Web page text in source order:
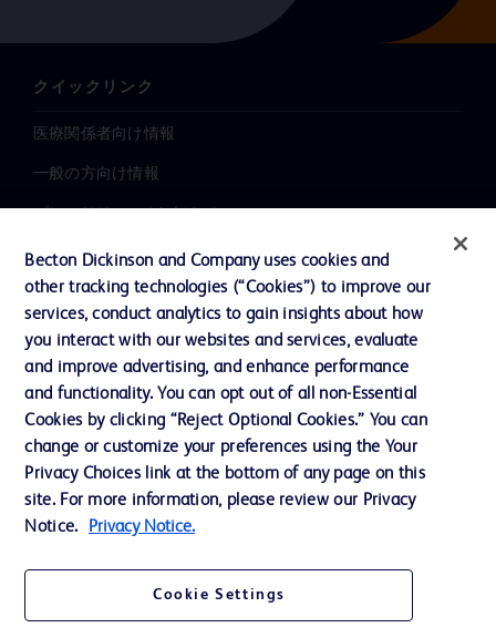
クイックリンク
医療関係者向け情報
一般の方向け情報
プレスリリース / お知らせ
インクルージョン、ダイバー
シティ ＆ エクイティ
投資家向け情報（英語）
会社案内
お問い合わせ
Cookie Preferences
プライバシーポリシー
Becton Dickinson and Company uses cookies and
other tracking technologies (“Cookies”) to improve our
services, conduct analytics to gain insights about how
you interact with our websites and services, evaluate
and improve advertising, and enhance performance
and functionality. You can opt out of all non-Essential
Cookies by clicking “Reject Optional Cookies.” You can
change or customize your preferences using the Your
Privacy Choices link at the bottom of any page on this
site. For more information, please review our Privacy
Notice.
Privacy Notice.
Cookie Settings